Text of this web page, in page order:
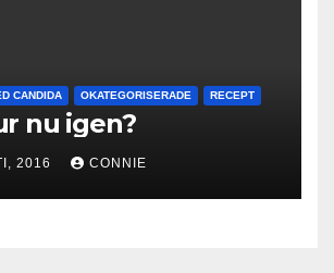
CANDIDA OKATEGORISERADE RECEPT
nu igen?
2016 CONNIE